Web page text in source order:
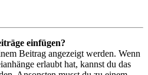
einfügen?
Beitrag angezeigt werden. Wenn
erlaubt hat, kannst du das